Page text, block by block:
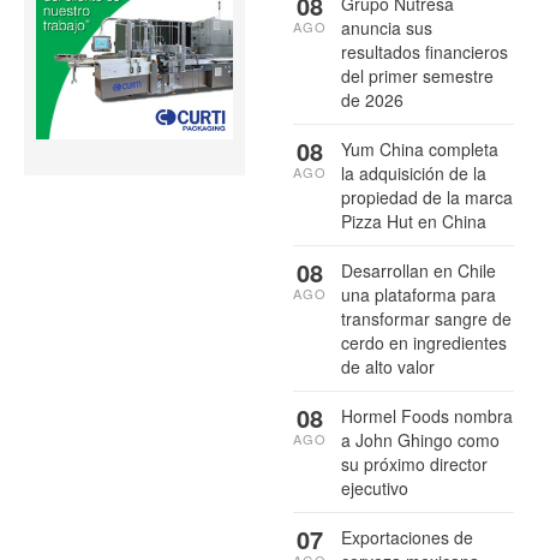
anuncia sus
resultados financieros
del primer semestre
de 2026
AGO
Yum China completa
la adquisición de la
propiedad de la marca
Pizza Hut en China
08
AGO
Desarrollan en Chile
una plataforma para
transformar sangre de
cerdo en ingredientes
de alto valor
08
AGO
Hormel Foods nombra
a John Ghingo como
su próximo director
ejecutivo
08
AGO
Exportaciones de
07